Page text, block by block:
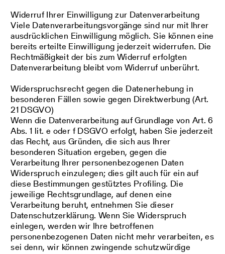
Widerruf Ihrer Einwilligung zur Datenverarbeitung
Viele Datenverarbeitungsvorgänge sind nur mit Ihrer
ausdrücklichen Einwilligung möglich. Sie können eine
bereits erteilte Einwilligung jederzeit widerrufen. Die
Rechtmäßigkeit der bis zum Widerruf erfolgten
Datenverarbeitung bleibt vom Widerruf unberührt.
Widerspruchsrecht gegen die Datenerhebung in
besonderen Fällen sowie gegen Direktwerbung (Art.
21 DSGVO)
Wenn die Datenverarbeitung auf Grundlage von Art. 6
Abs. 1 lit. e oder f DSGVO erfolgt, haben Sie jederzeit
das Recht, aus Gründen, die sich aus Ihrer
besonderen Situation ergeben, gegen die
Verarbeitung Ihrer personenbezogenen Daten
Widerspruch einzulegen; dies gilt auch für ein auf
diese Bestimmungen gestütztes Profiling. Die
jeweilige Rechtsgrundlage, auf denen eine
Verarbeitung beruht, entnehmen Sie dieser
Datenschutzerklärung. Wenn Sie Widerspruch
einlegen, werden wir Ihre betroffenen
personenbezogenen Daten nicht mehr verarbeiten, es
sei denn, wir können zwingende schutzwürdige